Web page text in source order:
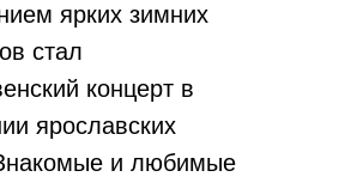
ярких зимних
стал
концерт в
ярославских
и любимые
16-82